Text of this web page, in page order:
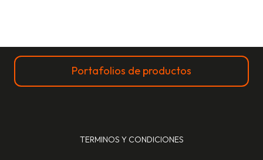
Portafolios de productos
TERMINOS Y CONDICIONES